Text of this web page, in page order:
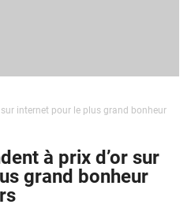
sur internet pour le plus grand bonheur
à prix d’or sur
grand bonheur